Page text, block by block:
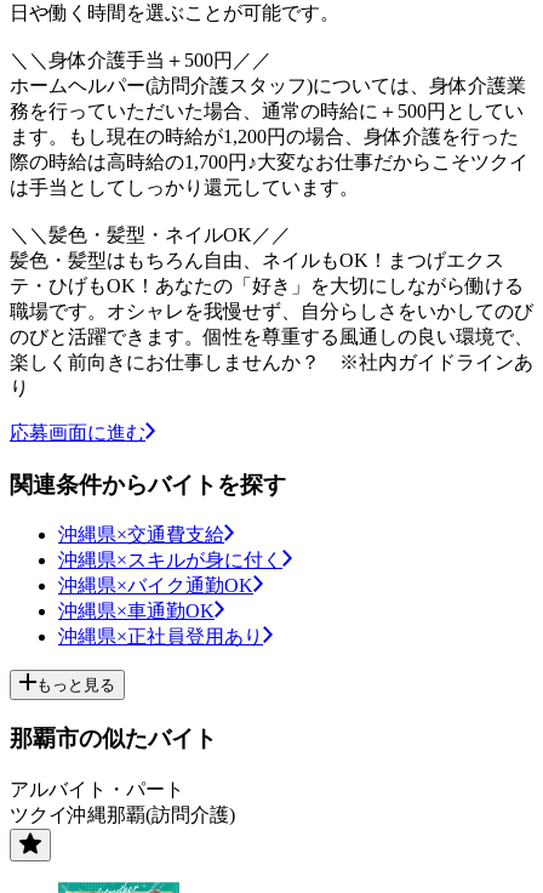
日や働く時間を選ぶことが可能です。
＼＼身体介護手当＋500円／／
ホームヘルパー(訪問介護スタッフ)については、身体介護業
務を行っていただいた場合、通常の時給に＋500円としてい
ます。もし現在の時給が1,200円の場合、身体介護を行った
際の時給は高時給の1,700円♪大変なお仕事だからこそツクイ
は手当としてしっかり還元しています。
＼＼髪色・髪型・ネイルOK／／
髪色・髪型はもちろん自由、ネイルもOK！まつげエクス
テ・ひげもOK！あなたの「好き」を大切にしながら働ける
職場です。オシャレを我慢せず、自分らしさをいかしてのび
のびと活躍できます。個性を尊重する風通しの良い環境で、
楽しく前向きにお仕事しませんか？ ※社内ガイドラインあ
り
応募画面に進む
関連条件からバイトを探す
沖縄県×交通費支給
沖縄県×スキルが身に付く
沖縄県×バイク通勤OK
沖縄県×車通勤OK
沖縄県×正社員登用あり
もっと見る
那覇市の似たバイト
アルバイト・パート
ツクイ沖縄那覇(訪問介護)